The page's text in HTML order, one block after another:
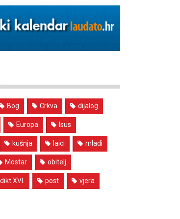
Bog Crkva dijalog
Europa Isus
kušnja laici mladi
Mostar obitelj
XVI. post vjera